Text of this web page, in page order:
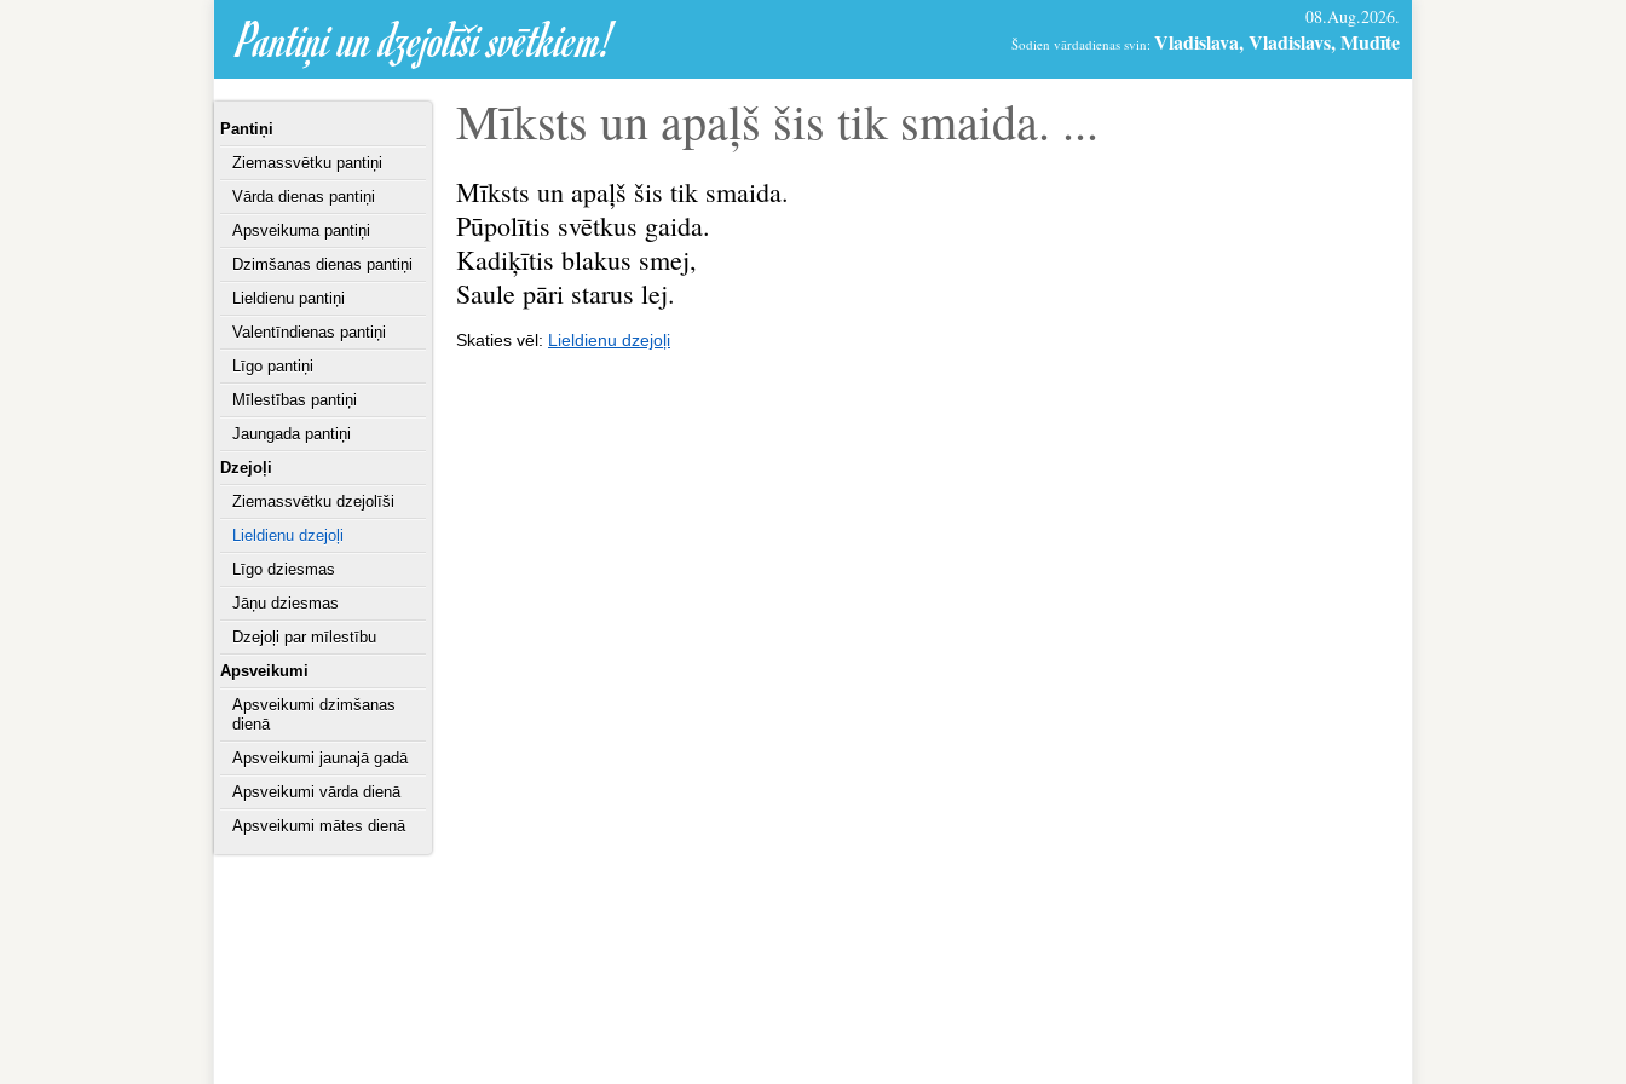
Pantiņi un dzejolīši svētkiem! 08.Aug.2026.
Šodien vārdadienas svin: Vladislava, Vladislavs, Mudīte
Pantiņi
Ziemassvētku pantiņi
Vārda dienas pantiņi
Apsveikuma pantiņi
Dzimšanas dienas pantiņi
Lieldienu pantiņi
Valentīndienas pantiņi
Līgo pantiņi
Mīlestības pantiņi
Jaungada pantiņi
Dzejoļi
Ziemassvētku dzejolīši
Lieldienu dzejoļi
Līgo dziesmas
Jāņu dziesmas
Dzejoļi par mīlestību
Apsveikumi
Apsveikumi dzimšanas
dienā
Apsveikumi jaunajā gadā
Apsveikumi vārda dienā
Apsveikumi mātes dienā
Mīksts un apaļš šis tik smaida. ...
Mīksts un apaļš šis tik smaida.
Pūpolītis svētkus gaida.
Kadiķītis blakus smej,
Saule pāri starus lej.
Skaties vēl: Lieldienu dzejoļi